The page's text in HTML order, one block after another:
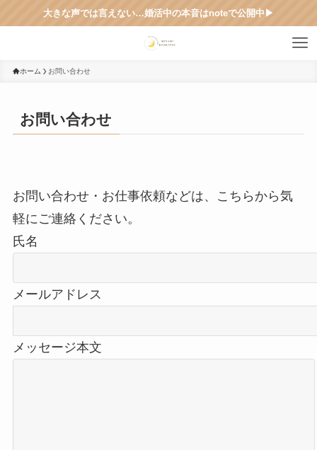
大きな声では言えない…婚活中の本音はnoteで公開中▶︎
ホーム お問い合わせ
お問い合わせ
お問い合わせ・お仕事依頼などは、こちらから気
軽にご連絡ください。
氏名
メールアドレス
メッセージ本文